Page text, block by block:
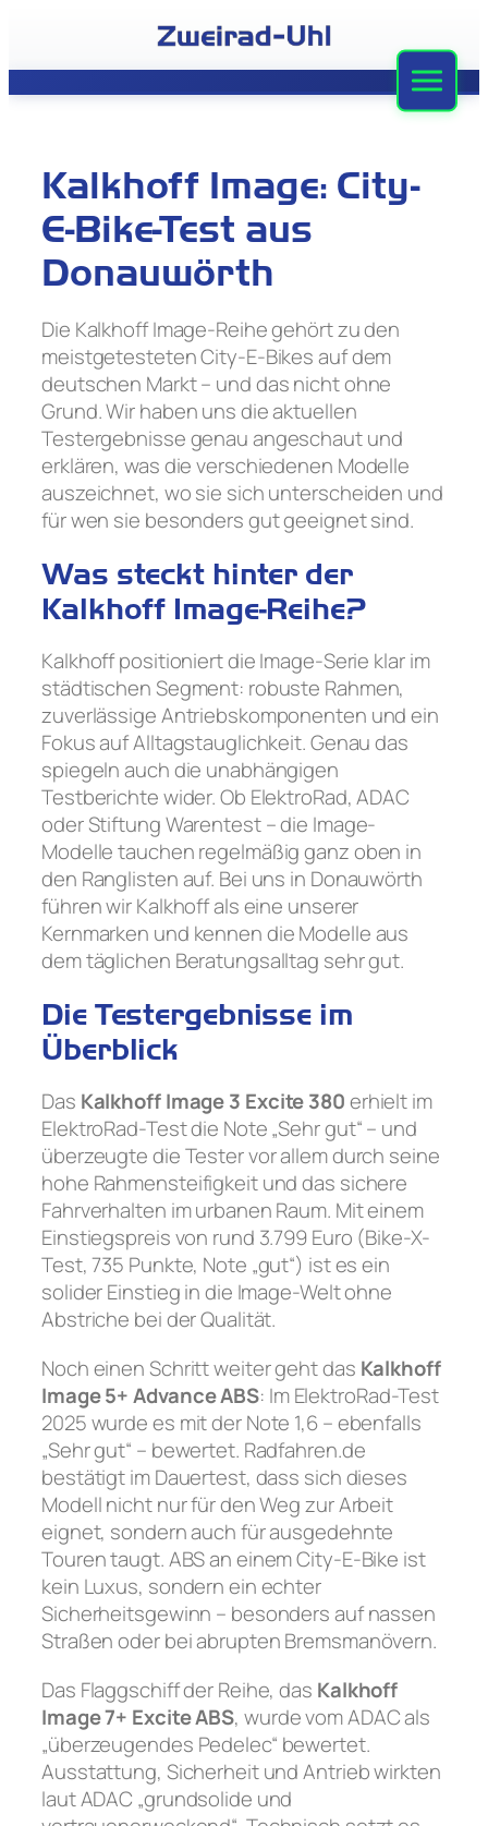
springen
Team
Kontakt
Kalkhoff Image: City-
E-Bike-Test aus
Donauwörth
Die Kalkhoff Image-Reihe gehört zu den
meistgetesteten City-E-Bikes auf dem
deutschen Markt – und das nicht ohne
Grund. Wir haben uns die aktuellen
Testergebnisse genau angeschaut und
erklären, was die verschiedenen Modelle
auszeichnet, wo sie sich unterscheiden und
für wen sie besonders gut geeignet sind.
Was steckt hinter der
Kalkhoff Image-Reihe?
Kalkhoff positioniert die Image-Serie klar im
städtischen Segment: robuste Rahmen,
zuverlässige Antriebskomponenten und ein
Fokus auf Alltagstauglichkeit. Genau das
spiegeln auch die unabhängigen
Testberichte wider. Ob ElektroRad, ADAC
oder Stiftung Warentest – die Image-
Modelle tauchen regelmäßig ganz oben in
den Ranglisten auf. Bei uns in Donauwörth
führen wir Kalkhoff als eine unserer
Kernmarken und kennen die Modelle aus
dem täglichen Beratungsalltag sehr gut.
Die Testergebnisse im
Überblick
Das Kalkhoff Image 3 Excite 380erhielt im
ElektroRad-Test die Note „Sehr gut“ – und
überzeugte die Tester vor allem durch seine
hohe Rahmensteifigkeit und das sichere
Fahrverhalten im urbanen Raum. Mit einem
Einstiegspreis von rund 3.799 Euro (Bike-X-
Test, 735 Punkte, Note „gut“) ist es ein
solider Einstieg in die Image-Welt ohne
Abstriche bei der Qualität.
Noch einen Schritt weiter geht das Kalkhoff
Image 5+ Advance ABS: Im ElektroRad-Test
2025 wurde es mit der Note 1,6 – ebenfalls
„Sehr gut“ – bewertet. Radfahren.de
bestätigt im Dauertest, dass sich dieses
Modell nicht nur für den Weg zur Arbeit
eignet, sondern auch für ausgedehnte
Touren taugt. ABS an einem City-E-Bike ist
kein Luxus, sondern ein echter
Sicherheitsgewinn – besonders auf nassen
Straßen oder bei abrupten Bremsmanövern.
Das Flaggschiff der Reihe, das Kalkhoff
Image 7+ Excite ABS, wurde vom ADAC als
„überzeugendes Pedelec“ bewertet.
Ausstattung, Sicherheit und Antrieb wirkten
laut ADAC „grundsolide und